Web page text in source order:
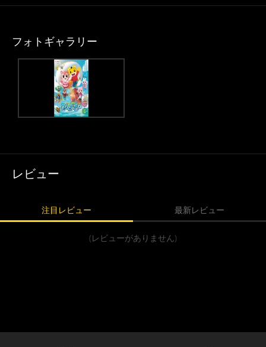
フォトギャラリー
レビュー
注目レビュー 最新レビュー
(レビューがありません)